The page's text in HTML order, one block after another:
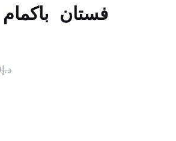
فستان
د.إ